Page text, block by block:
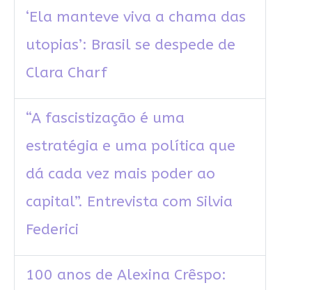
‘Ela manteve viva a chama das
utopias’: Brasil se despede de
Clara Charf
“A fascistização é uma
estratégia e uma política que
dá cada vez mais poder ao
capital”. Entrevista com Silvia
Federici
100 anos de Alexina Crêspo: